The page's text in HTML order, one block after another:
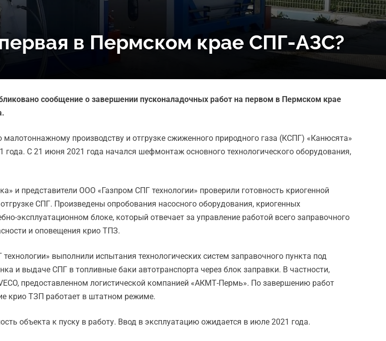
в Пермском крае СПГ-АЗС?
сообщение о завершении пусконаладочных работ на первом в Пермском крае
производству и отгрузке сжиженного природного газа (КСПГ) «Канюсята»
С 21 июня 2021 года начался шефмонтаж основного технологического оборудования,
и представители ООО «Газпром СПГ технологии» проверили готовность криогенной
СПГ. Произведены опробования насосного оборудования, криогенных
эксплуатационном блоке, который отвечает за управление работой всего заправочного
и оповещения крио ТПЗ.
выполнили испытания технологических систем заправочного пункта под
и выдаче СПГ в топливные баки автотранспорта через блок заправки. В частности,
предоставленном логистической компанией «АКМТ-Пермь». По завершению работ
крио ТЗП работает в штатном режиме.
объекта к пуску в работу. Ввод в эксплуатацию ожидается в июле 2021 года.